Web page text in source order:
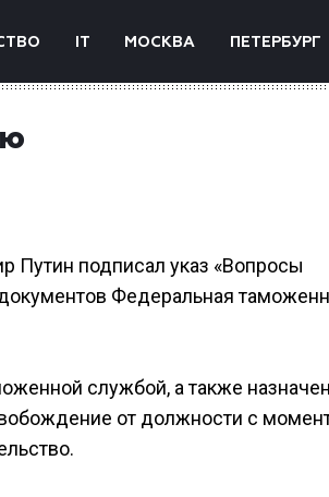
IT МОСКВА ПЕТЕРБУРГ
Путин подписал указ «Вопросы
Федеральная
службой, а также
от должности с